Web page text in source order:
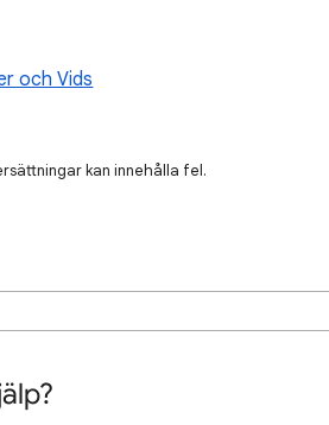
och Vids
kan innehålla fel.